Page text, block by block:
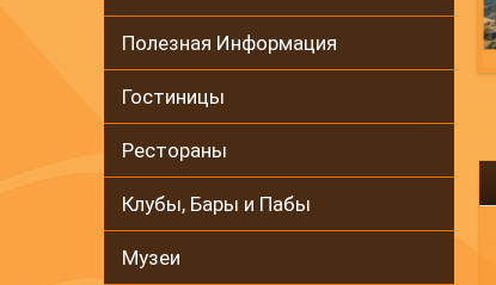
Полезная Информация
Гостиницы
Рестораны
Клубы, Бары и Пабы
Музеи